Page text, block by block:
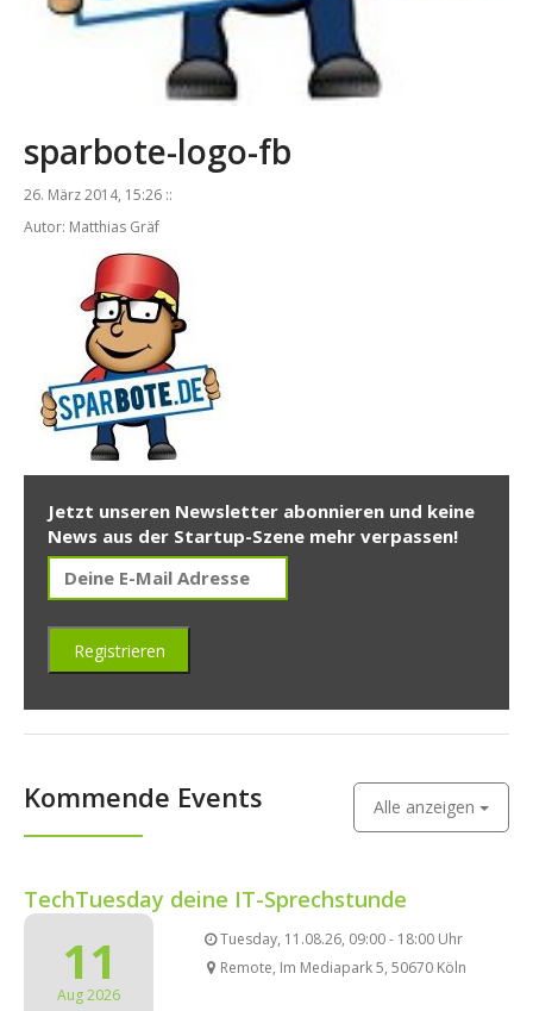
sparbote-logo-fb
26. März 2014, 15:26 ::
Autor: Matthias Gräf
Jetzt unseren Newsletter abonnieren und keine
News aus der Startup-Szene mehr verpassen!
Kommende Events Alle anzeigen
TechTuesday deine IT-Sprechstunde
11
Aug 2026
Tuesday, 11.08.26, 09:00 - 18:00 Uhr
Remote, Im Mediapark 5, 50670 Köln